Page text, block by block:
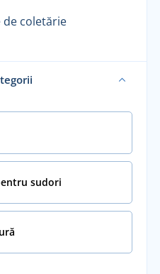
de coletărie
sudori